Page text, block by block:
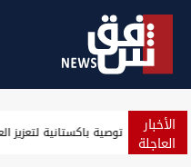
الأخبار
العاجلة توصية باكستانية